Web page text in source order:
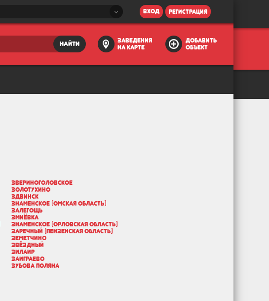
вход регистрация
найти
заведения
на карте
добавить
объект
Звериноголовское
Золотухино
Здвинск
Знаменское (Омская область)
Залегощь
Змиёвка
Знаменское (Орловская область)
Заречный (Пензенская область)
Земетчино
Звёздный
Зилаир
Заиграево
Зубова Поляна